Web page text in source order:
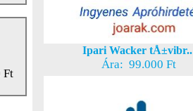
Ft
Ipari Wacker tÅ±vibr..
Ára: 99.000 Ft